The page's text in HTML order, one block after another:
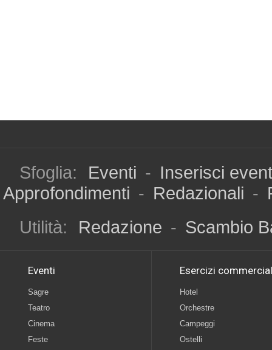
Sfoglia: Eventi - Inserisci
Approfondimenti - Redazionali -
Utilità:
Redazione - Scambio
Eventi
Sagre
Teatro
Cinema
Feste
Esercizi
Hotel
Orchestre
Campeggi
Ostelli